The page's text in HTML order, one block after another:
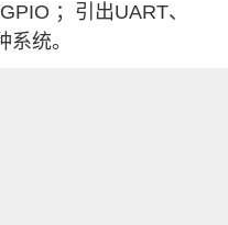
GPIO ；引出UART、
系统。